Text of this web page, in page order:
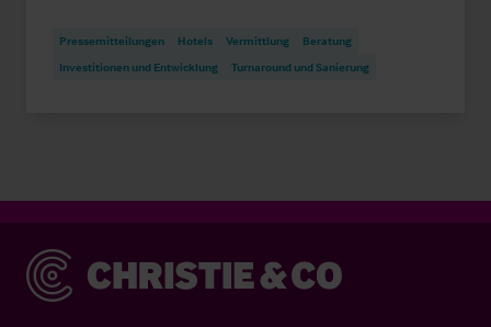
Pressemitteilungen Hotels Vermittlung
Beratung
Investitionen und Entwicklung
Turnaround und Sanierung
Christie & Co